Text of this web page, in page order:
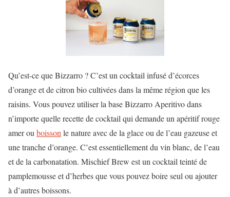
Qu’est-ce que Bizzarro ? C’est un cocktail infusé d’écorces
d’orange et de citron bio cultivées dans la même région que les
raisins. Vous pouvez utiliser la base Bizzarro Aperitivo dans
n’importe quelle recette de cocktail qui demande un apéritif rouge
amer ouboissonle nature avec de la glace ou de l’eau gazeuse et
une tranche d’orange. C’est essentiellement du vin blanc, de l’eau
et de la carbonatation. Mischief Brew est un cocktail teinté de
pamplemousse et d’herbes que vous pouvez boire seul ou ajouter
à d’autres boissons.